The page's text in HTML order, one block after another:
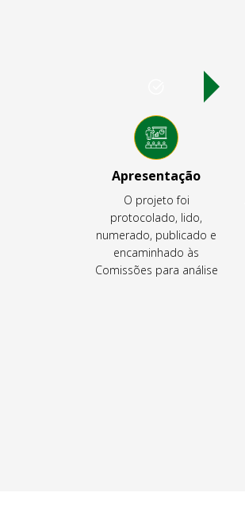
Apresentação
O projeto foi
protocolado, lido,
numerado, publicado e
encaminhado às
Comissões para análise